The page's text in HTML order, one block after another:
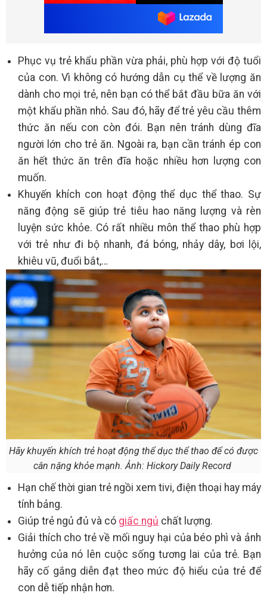
Phục vụ trẻ khẩu phần vừa phải, phù hợp với độ tuổi
của con. Vì không có hướng dẫn cụ thể về lượng ăn
dành cho mọi trẻ, nên bạn có thể bắt đầu bữa ăn với
một khẩu phần nhỏ. Sau đó, hãy để trẻ yêu cầu thêm
thức ăn nếu con còn đói. Bạn nên tránh dùng đĩa
người lớn cho trẻ ăn. Ngoài ra, bạn cần tránh ép con
ăn hết thức ăn trên đĩa hoặc nhiều hơn lượng con
muốn.
Khuyến khích con hoạt động thể dục thể thao. Sự
năng động sẽ giúp trẻ tiêu hao năng lượng và rèn
luyện sức khỏe. Có rất nhiều môn thể thao phù hợp
với trẻ như đi bộ nhanh, đá bóng, nhảy dây, bơi lội,
khiêu vũ, đuổi bắt,…
Hãy khuyến khích trẻ hoạt động thể dục thể thao để có được
cân nặng khỏe mạnh. Ảnh: Hickory Daily Record
Hạn chế thời gian trẻ ngồi xem tivi, điện thoại hay máy
tính bảng.
Giúp trẻ ngủ đủ và có giấc ngủ chất lượng.
Giải thích cho trẻ về mối nguy hại của béo phì và ảnh
hưởng của nó lên cuộc sống tương lai của trẻ. Bạn
hãy cố gắng diễn đạt theo mức độ hiểu của trẻ để
con dễ tiếp nhận hơn.